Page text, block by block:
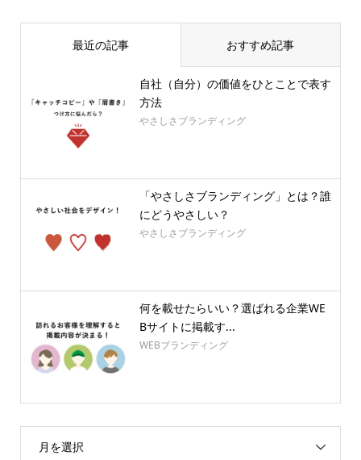
最近の記事 おすすめ記事
自社（自分）の価値をひとことで表す
方法
やさしさブランディング
「やさしさブランディング」とは？誰
にどうやさしい？
やさしさブランディング
何を載せたらいい？選ばれる企業WE
Bサイトに掲載す...
WEBブランディング
月を選択